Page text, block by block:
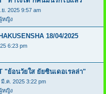
. 2025 9:57 am
หญิง
18/04/2025
6:23 pm
"ย้อนวัยใส ยัยซินเดอเรลล่า"
.ค. 2025 3:22 pm
หญิง